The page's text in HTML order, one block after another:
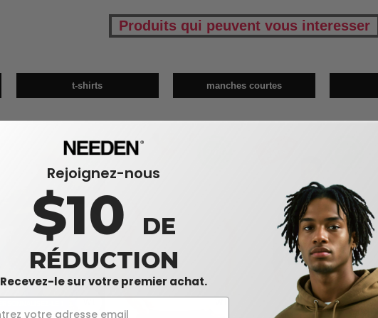
Produits qui peuvent vous interesser
t-shirts manches courtes
W1
Rejoignez-nous
$10 DE
RÉDUCTION
Recevez-le sur votre premier achat.